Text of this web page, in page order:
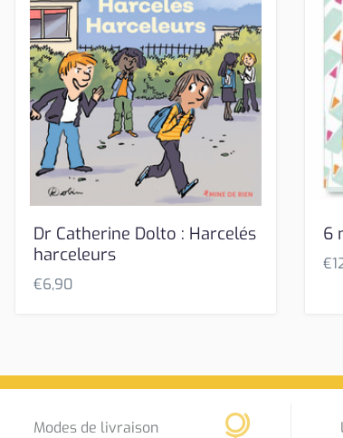
Dr Catherine Dolto : Harcelés
harceleurs
€6,90
6
€
Modes de livraison